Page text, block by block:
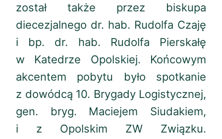
został także przez biskupa
diecezjalnego dr. hab. Rudolfa Czaję
i bp. dr. hab. Rudolfa Pierskałę
w Katedrze Opolskiej. Końcowym
akcentem pobytu było spotkanie
z dowódcą 10. Brygady Logistycznej,
gen. bryg. Maciejem Siudakiem,
i z Opolskim ZW Związku.